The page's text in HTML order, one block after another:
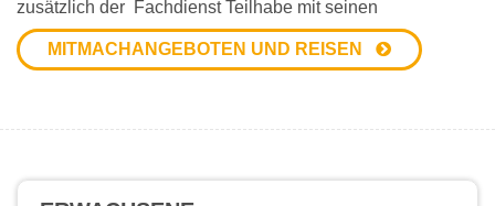
zusätzlich der Fachdienst Teilhabe mit seinen
MITMACHANGEBOTEN UND REISEN